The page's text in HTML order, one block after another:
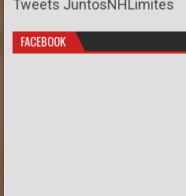
Tweets JuntosNHLimites
FACEBOOK